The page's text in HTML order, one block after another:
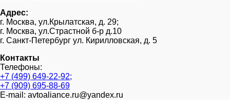
Адрес:
г. Москва, ул.Крылатская, д. 29;
г. Москва, ул.Страстной б-р д.10
г. Санкт-Петербург ул. Кирилловская, д. 5
Контакты
Телефоны:
+7 (499) 649-22-92;
+7 (909) 695-88-69
E-mail: avtoaliance.ru@yandex.ru